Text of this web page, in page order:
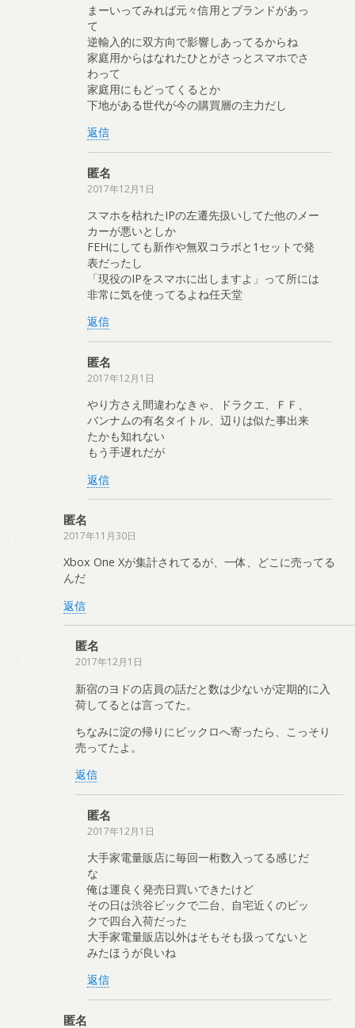
まーいってみれば元々信用とブランドがあっ
て
逆輸入的に双方向で影響しあってるからね
家庭用からはなれたひとがさっとスマホでさ
わって
家庭用にもどってくるとか
下地がある世代が今の購買層の主力だし
返信
匿名
2017年12月1日
スマホを枯れたIPの左遷先扱いしてた他のメー
カーが悪いとしか
FEHにしても新作や無双コラボと1セットで発
表だったし
「現役のIPをスマホに出しますよ」って所には
非常に気を使ってるよね任天堂
返信
匿名
2017年12月1日
やり方さえ間違わなきゃ、ドラクエ、ＦＦ、
バンナムの有名タイトル、辺りは似た事出来
たかも知れない
もう手遅れだが
返信
匿名
2017年11月30日
Xbox One Xが集計されてるが、一体、どこに売ってる
んだ
返信
匿名
2017年12月1日
新宿のヨドの店員の話だと数は少ないが定期的に入
荷してるとは言ってた。
ちなみに淀の帰りにビックロへ寄ったら、こっそり
売ってたよ。
返信
匿名
2017年12月1日
大手家電量販店に毎回一桁数入ってる感じだ
な
俺は運良く発売日買いできたけど
その日は渋谷ビックで二台、自宅近くのビッ
クで四台入荷だった
大手家電量販店以外はそもそも扱ってないと
みたほうが良いね
返信
匿名